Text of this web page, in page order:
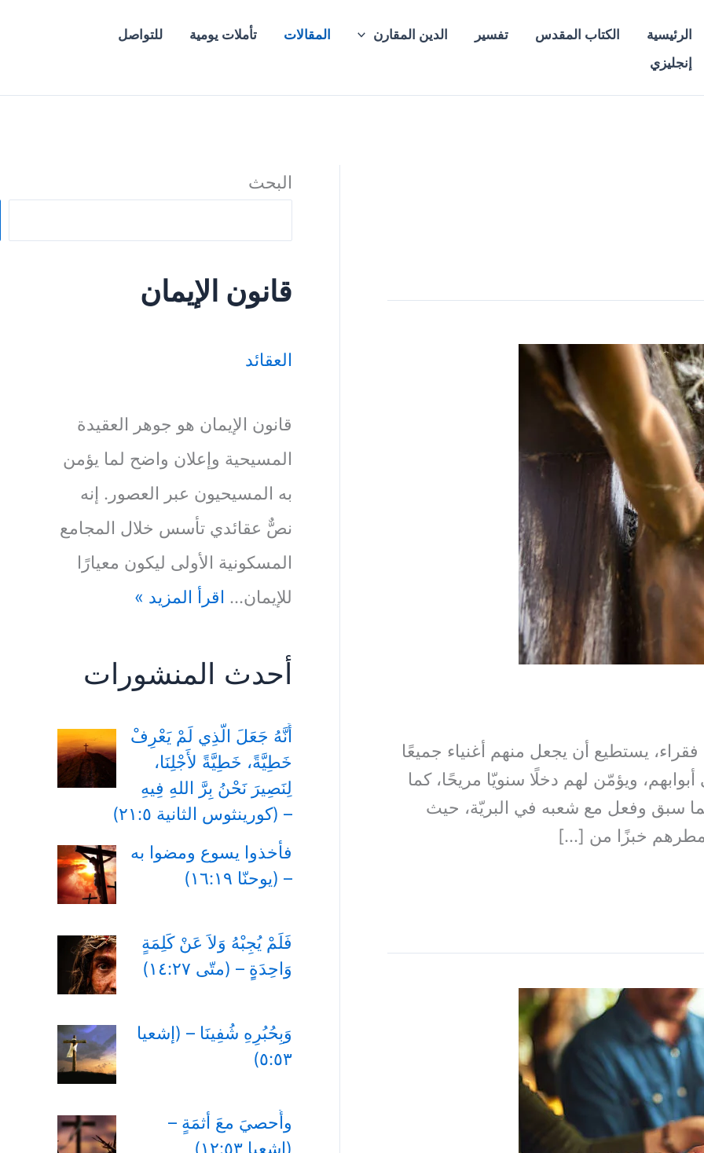
الرئيسية الكتاب المقدس تفسير الدين المقارن المقالات تأملات يومية
للتواصل
إنجليزي
فقراء، يستطيع أن يجعل منهم أغنياء جميعًا
ويؤمّن لهم دخلًا سنويّا مريحًا، كما
سبق وفعل مع شعبه في البريّة، حيث
خبزًا من […]
البحث
قانون الإيمان
العقائد
قانون الإيمان هو جوهر العقيدة
المسيحية وإعلان واضح لما يؤمن
به المسيحيون عبر العصور. إنه
نصٌّ عقائدي تأسس خلال المجامع
المسكونية الأولى ليكون معيارًا
للإيمان… اقرأ المزيد »
أحدث المنشورات
أَنَّهُ جَعَلَ الَّذِي لَمْ يَعْرِفْ
خَطِيَّةً، خَطِيَّةً لأَجْلِنَا،
لِنَصِيرَ نَحْنُ بِرَّ اللهِ فِيهِ
– (كورينثوس الثانية ٢١:٥)
فأخذوا يسوع ومضوا به
– (يوحنّا ١٦:١٩)
فَلَمْ يُجِبْهُ وَلاَ عَنْ كَلِمَةٍ
وَاحِدَةٍِ – (متّى ١٤:٢٧)
وَبِحُبُرِهِ شُفِينَا – (إشعيا
٥:٥٣)
وأُحصيَ معَ أثمَةٍ –
(إشعيا ١٢:٥٣)